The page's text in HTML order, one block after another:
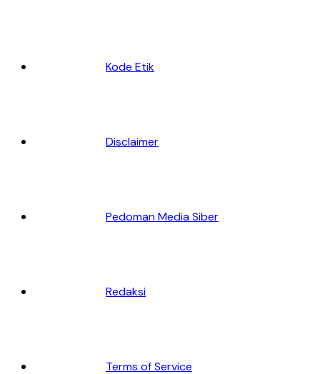
Kode Etik
Disclaimer
Pedoman Media Siber
Redaksi
Terms of Service